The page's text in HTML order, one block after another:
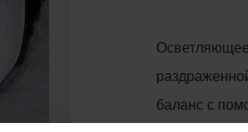
баланс с